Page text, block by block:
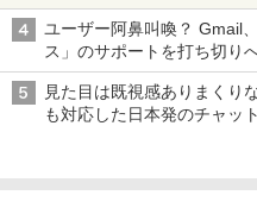
も、持ち替えずに書き込め
ユーザー阿鼻叫喚？ Gmail
ス」のサポートを打ち切り
見た目は既視感ありまくり
も対応した日本発のチャッ